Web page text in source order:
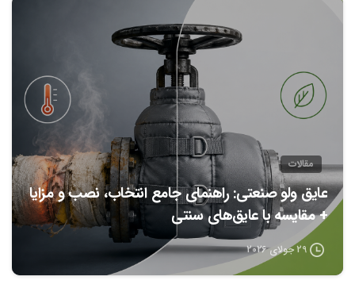
مقالات
عایق ولو صنعتی: راهنمای جامع انتخاب، نصب و مزایا
+ مقایسه با عایق‌های سنتی
29 جولای 2026